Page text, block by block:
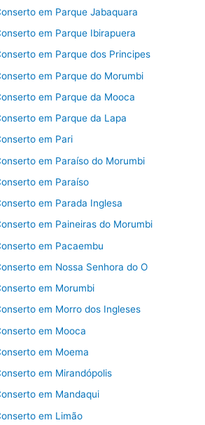
em Parque Jabaquara
em Parque Ibirapuera
em Parque dos Principes
em Parque do Morumbi
em Parque da Mooca
em Parque da Lapa
em Pari
em Paraíso do Morumbi
em Paraíso
em Parada Inglesa
em Paineiras do Morumbi
em Pacaembu
em Nossa Senhora do O
em Morumbi
em Morro dos Ingleses
em Mooca
em Moema
em Mirandópolis
em Mandaqui
em Limão